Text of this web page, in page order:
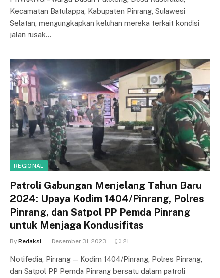
Kecamatan Batulappa, Kabupaten Pinrang, Sulawesi
Selatan, mengungkapkan keluhan mereka terkait kondisi
jalan rusak…
REGIONAL
Patroli Gabungan Menjelang Tahun Baru
2024: Upaya Kodim 1404/Pinrang, Polres
Pinrang, dan Satpol PP Pemda Pinrang
untuk Menjaga Kondusifitas
By Redaksi Desember 31, 2023 21
Notifedia, Pinrang — Kodim 1404/Pinrang, Polres Pinrang,
dan Satpol PP Pemda Pinrang bersatu dalam patroli